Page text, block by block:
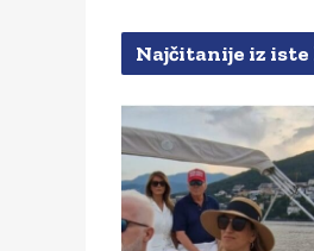
Najčitanije iz